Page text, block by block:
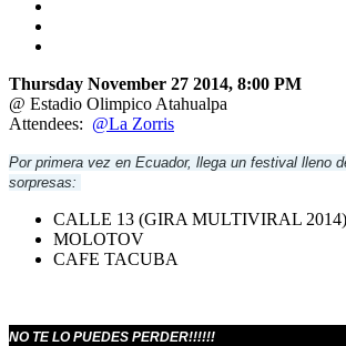
Thursday November 27 2014, 8:00 PM
@ Estadio Olimpico Atahualpa
Attendees: @La Zorris
Por primera vez en Ecuador, llega un festival lleno
sorpresas:
CALLE 13 (GIRA MULTIVIRAL 2014)
MOLOTOV
CAFE TACUBA
NO TE LO PUEDES PERDER!!!!!!